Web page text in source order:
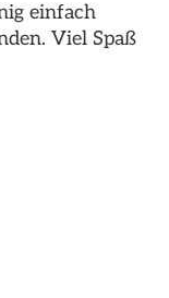
einfach
Viel Spaß